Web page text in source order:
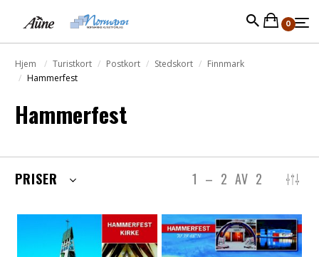
0
Hjem Turistkort Postkort Stedskort
Finnmark
Hammerfest
Hammerfest
1 – 2 AV 2
PRISER